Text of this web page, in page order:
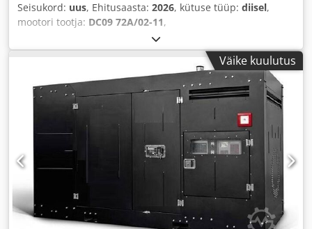
Seisukord: uus, Ehitusaasta: 2026, kütuse tüüp: diisel,
mootori tootja: DC09 72A/02-11,
Väike kuulutus